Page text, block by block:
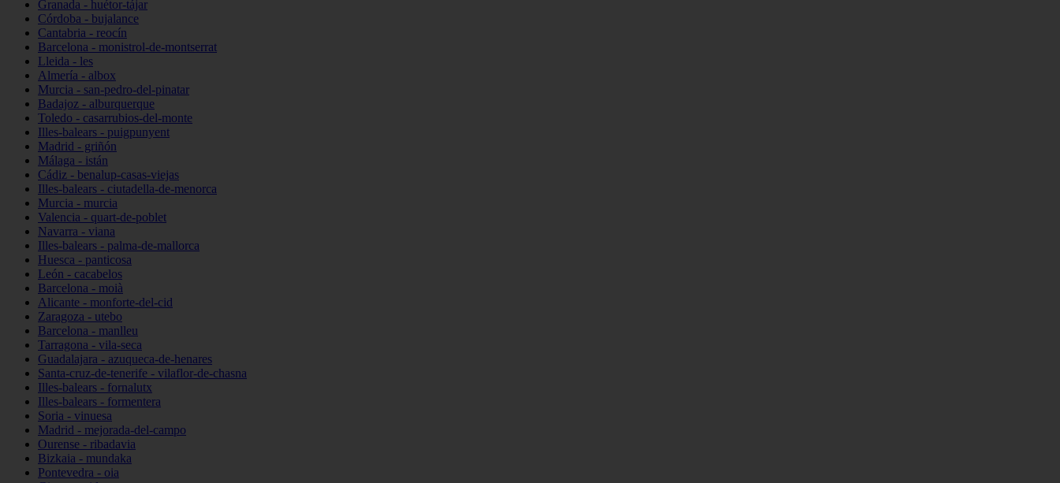
Granada - huétor-tájar
Córdoba - bujalance
Cantabria - reocín
Barcelona - monistrol-de-montserrat
Lleida - les
Almería - albox
Murcia - san-pedro-del-pinatar
Badajoz - alburquerque
Toledo - casarrubios-del-monte
Illes-balears - puigpunyent
Madrid - griñón
Málaga - istán
Cádiz - benalup-casas-viejas
Illes-balears - ciutadella-de-menorca
Murcia - murcia
Valencia - quart-de-poblet
Navarra - viana
Illes-balears - palma-de-mallorca
Huesca - panticosa
León - cacabelos
Barcelona - moià
Alicante - monforte-del-cid
Zaragoza - utebo
Barcelona - manlleu
Tarragona - vila-seca
Guadalajara - azuqueca-de-henares
Santa-cruz-de-tenerife - vilaflor-de-chasna
Illes-balears - fornalutx
Illes-balears - formentera
Soria - vinuesa
Madrid - mejorada-del-campo
Ourense - ribadavia
Bizkaia - mundaka
Pontevedra - oia